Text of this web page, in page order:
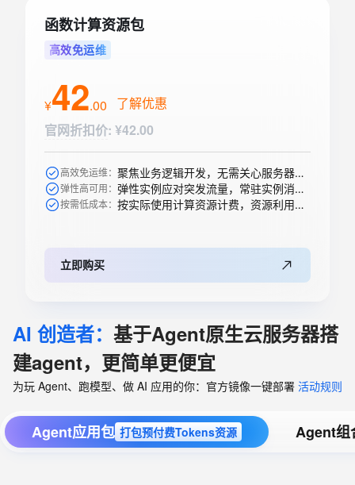
函数计算资源包
高效免运维
¥42.00
了解优惠
官网折扣价: ¥42.00
高效免运维： 聚焦业务逻辑开发，无需关心服务器购买等运维操作
弹性高可用： 弹性实例应对突发流量，常驻实例消除冷启动
按需低成本： 按实际使用计算资源计费，资源利用率高
立即购买
AI 创造者： 基于Agent原生云服务器搭
建agent，更简单更便宜
为玩 Agent、跑模型、做 AI 应用的你：官方镜像一键部署 活动规则
Agent应用包 打包预付费Tokens资源 Agent组